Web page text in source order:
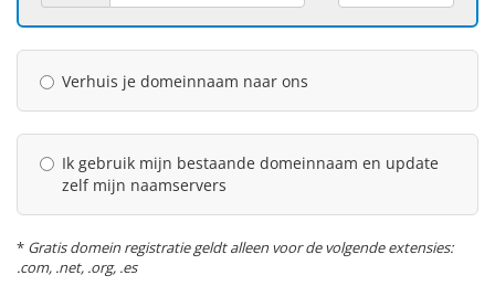
Verhuis je domeinnaam naar ons
Ik gebruik mijn bestaande domeinnaam en update
zelf mijn naamservers
* Gratis domein registratie geldt alleen voor de volgende extensies:
.com, .net, .org, .es